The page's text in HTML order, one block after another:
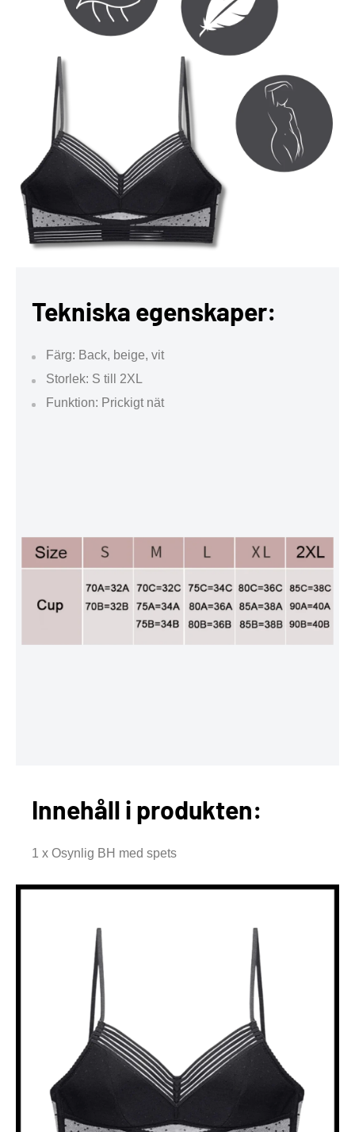
Tekniska egenskaper:
Färg: Back, beige, vit
Storlek: S till 2XL
Funktion: Prickigt nät
Innehåll i produkten:
1 x Osynlig BH med spets